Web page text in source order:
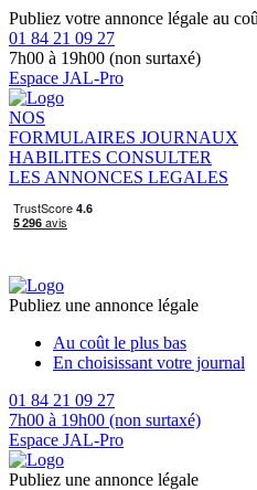
Publiez votre annonce légale au
01 84 21 09 27
7h00 à 19h00 (non surtaxé)
Espace JAL-Pro
NOS
FORMULAIRES JOURNAUX
HABILITES CONSULTER
LES ANNONCES LEGALES
Publiez une annonce légale
Au coût le plus bas
En choisissant votre journal
01 84 21 09 27
7h00 à 19h00 (non surtaxé)
Espace JAL-Pro
Publiez une annonce légale